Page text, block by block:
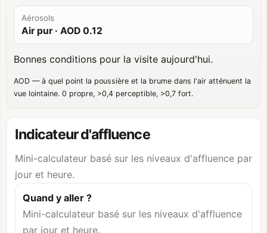
Aérosols
Air pur· AOD 0.12
Bonnes conditions pour la visite aujourd'hui.
AOD — à quel point la poussière et la brume dans l'air atténuent la
vue lointaine. 0 propre, >0,4 perceptible, >0,7 fort.
Indicateur d'affluence
Mini-calculateur basé sur les niveaux d'affluence par
jour et heure.
Quand y aller ?
Mini-calculateur basé sur les niveaux d'affluence
par jour et heure.